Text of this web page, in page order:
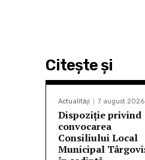
Citeşte şi
Actualităţi 7 august 2026
Dispoziție privind
convocarea
Consiliului Local
Municipal